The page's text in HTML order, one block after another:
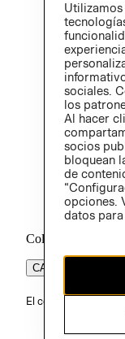
Colombia ($)
CAMBIAR REGIÓN
El contenido de
sociales.
los
Al hacer
socios
bloquean
de
opciones.
datos